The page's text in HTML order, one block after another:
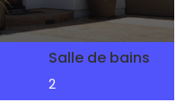
Salle de bains
2